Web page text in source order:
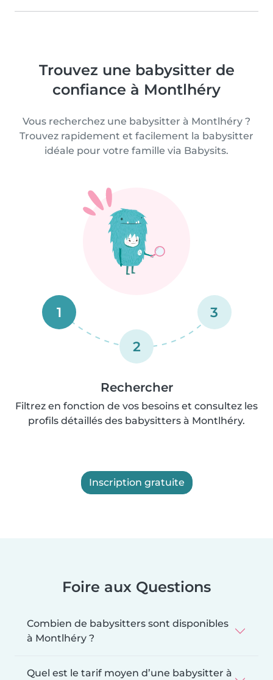
Trouvez une babysitter de
confiance à Montlhéry
Vous recherchez une babysitter à Montlhéry ?
Trouvez rapidement et facilement la babysitter
idéale pour votre famille via Babysits.
1
2
3
Rechercher
Filtrez en fonction de vos besoins et consultez les
profils détaillés des babysitters à Montlhéry.
Inscription gratuite
Foire aux Questions
Combien de babysitters sont disponibles
à Montlhéry ?
Quel est le tarif moyen d’une babysitter à